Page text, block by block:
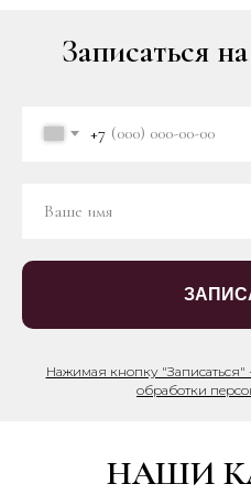
Записаться
+7
Нажимая кнопку "Записаться"
обработки
НАШИ